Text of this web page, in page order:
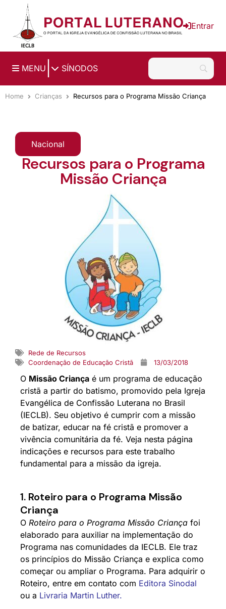
Ir para o conteúdo principal
Entrar
MENU SÍNODOS
Home Crianças Recursos para o Programa Missão Criança
Nacional
Recursos para o Programa
Missão Criança
Rede de Recursos
Coordenação de Educação Cristã
13/03/2018
O Missão Criança é um programa de educação
cristã a partir do batismo, promovido pela Igreja
Evangélica de Confissão Luterana no Brasil
(IECLB). Seu objetivo é cumprir com a missão
de batizar, educar na fé cristã e promover a
vivência comunitária da fé. Veja nesta página
indicações e recursos para este trabalho
fundamental para a missão da igreja.
1. Roteiro para o Programa Missão
Criança
O Roteiro para o Programa Missão Criança foi
elaborado para auxiliar na implementação do
Programa nas comunidades da IECLB. Ele traz
os princípios do Missão Criança e explica como
começar ou ampliar o Programa. Para adquirir o
Roteiro, entre em contato com Editora Sinodal
ou a Livraria Martin Luther.